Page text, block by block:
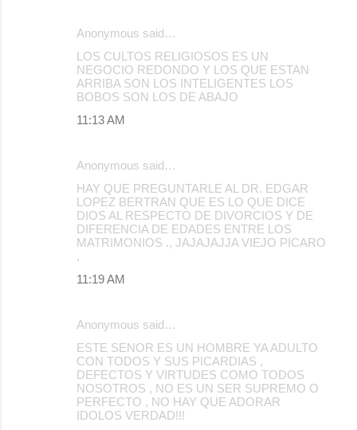
Anonymous said…
LOS CULTOS RELIGIOSOS ES UN
NEGOCIO REDONDO Y LOS QUE ESTAN
ARRIBA SON LOS INTELIGENTES LOS
BOBOS SON LOS DE ABAJO
11:13 AM
Anonymous said…
HAY QUE PREGUNTARLE AL DR. EDGAR
LOPEZ BERTRAN QUE ES LO QUE DICE
DIOS AL RESPECTO DE DIVORCIOS Y DE
DIFERENCIA DE EDADES ENTRE LOS
MATRIMONIOS ., JAJAJAJJA VIEJO PICARO
,
11:19 AM
Anonymous said…
ESTE SENOR ES UN HOMBRE YA ADULTO
CON TODOS Y SUS PICARDIAS ,
DEFECTOS Y VIRTUDES COMO TODOS
NOSOTROS , NO ES UN SER SUPREMO O
PERFECTO , NO HAY QUE ADORAR
IDOLOS VERDAD!!!